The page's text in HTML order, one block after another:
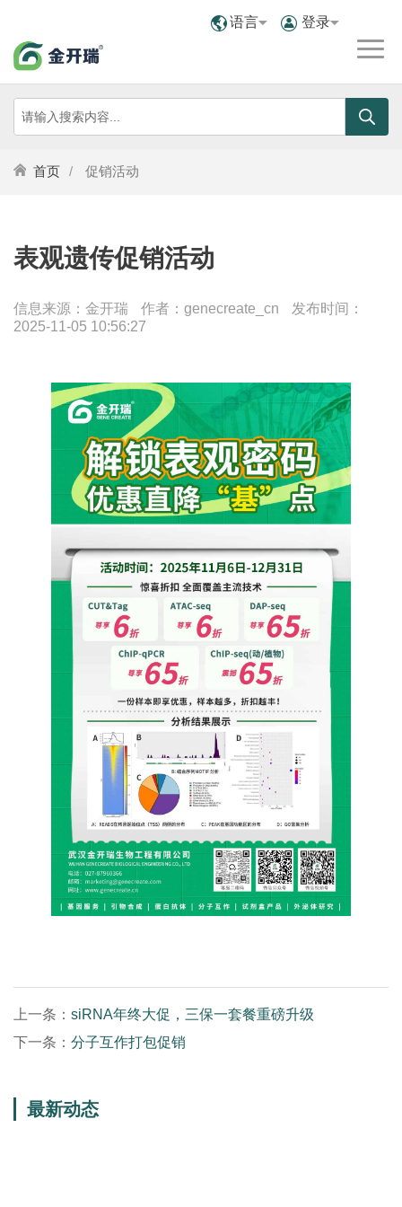
语言 登录
首页 促销活动
表观遗传促销活动
信息来源：金开瑞 作者：genecreate_cn
发布时间：
2025-11-05 10:56:27
上一条： siRNA年终大促，三保一套餐重磅升级
下一条： 分子互作打包促销
最新动态